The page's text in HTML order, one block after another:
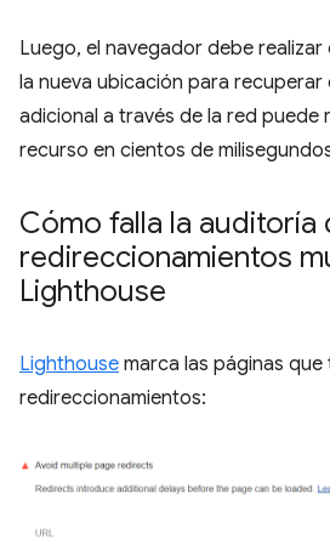
Luego, el navegador debe realizar
la nueva ubicación para recuperar
adicional a través de la red puede
recurso en cientos de
Cómo falla la auditoría
redireccionamientos
Lighthouse
Lighthouse marca las páginas que
redireccionamientos: